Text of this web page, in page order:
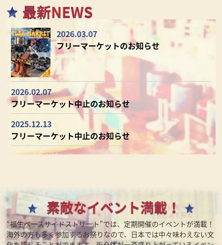
2026.03.07
フリーマーケットのお知らせ
2026.02.07
フリーマーケット中止のお知らせ
2025.12.13
フリーマーケット中止のお知らせ
“福生ベースサイドストリート”では、定期開催のイベントが満載！
海外の方も多く参加するお祭りなので、日本では中々味わえない文